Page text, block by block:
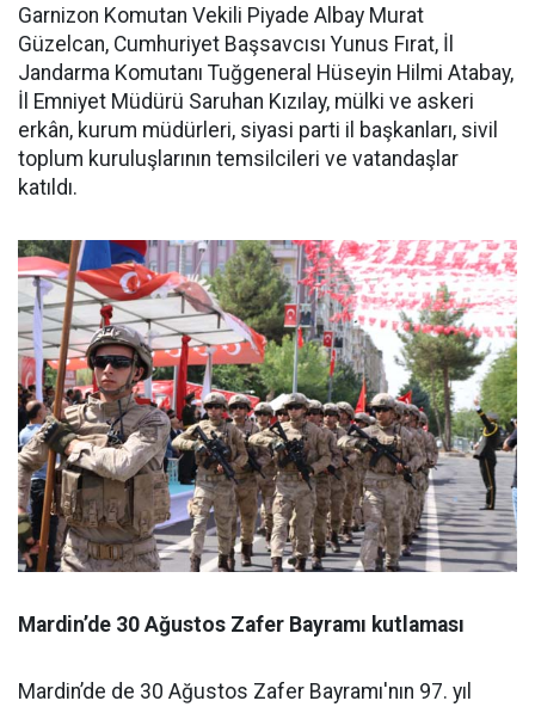
Garnizon Komutan Vekili Piyade Albay Murat
Güzelcan, Cumhuriyet Başsavcısı Yunus Fırat, İl
Jandarma Komutanı Tuğgeneral Hüseyin Hilmi Atabay,
İl Emniyet Müdürü Saruhan Kızılay, mülki ve askeri
erkân, kurum müdürleri, siyasi parti il başkanları, sivil
toplum kuruluşlarının temsilcileri ve vatandaşlar
katıldı.
Mardin’de 30 Ağustos Zafer Bayramı kutlaması
Mardin’de de 30 Ağustos Zafer Bayramı'nın 97. yıl